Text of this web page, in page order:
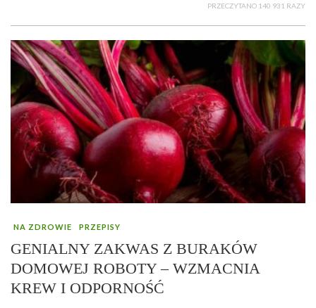
PRZECZYTANO 140 931 RAZY
NA ZDROWIE PRZEPISY
GENIALNY ZAKWAS Z BURAKÓW
DOMOWEJ ROBOTY – WZMACNIA
KREW I ODPORNOŚĆ